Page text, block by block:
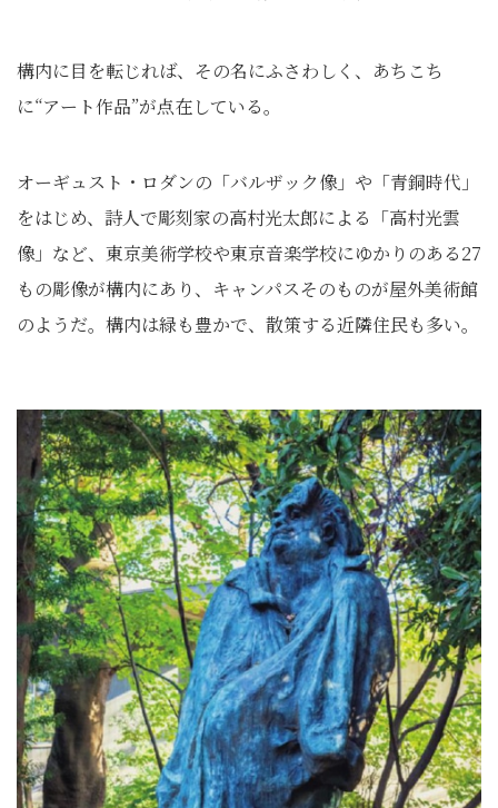
構内に目を転じれば、その名にふさわしく、あちこち
に“アート作品”が点在している。
オーギュスト・ロダンの「バルザック像」や「青銅時代」
をはじめ、詩人で彫刻家の高村光太郎による「高村光雲
像」など、東京美術学校や東京音楽学校にゆかりのある27
もの彫像が構内にあり、キャンパスそのものが屋外美術館
のようだ。構内は緑も豊かで、散策する近隣住民も多い。